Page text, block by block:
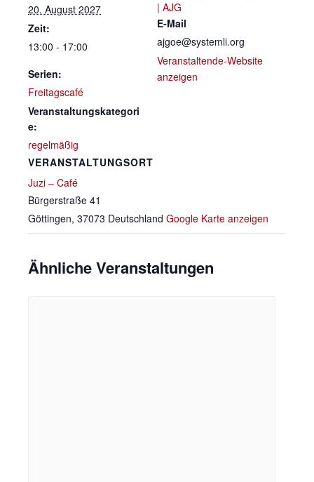
20. August 2027
Zeit:
13:00 - 17:00
Serien:
Freitagscafé
Veranstaltungskategori
e:
regelmäßig
VERANSTALTUNGSORT
Juzi – Café
Bürgerstraße 41
Göttingen, 37073 Deutschland Google Karte anzeigen
| AJG
E-Mail
ajgoe@systemli.org
Veranstaltende-Website
anzeigen
Ähnliche Veranstaltungen